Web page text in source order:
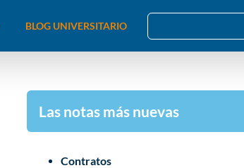
BLOG UNIVERSITARIO
Las notas más nuevas
Contratos